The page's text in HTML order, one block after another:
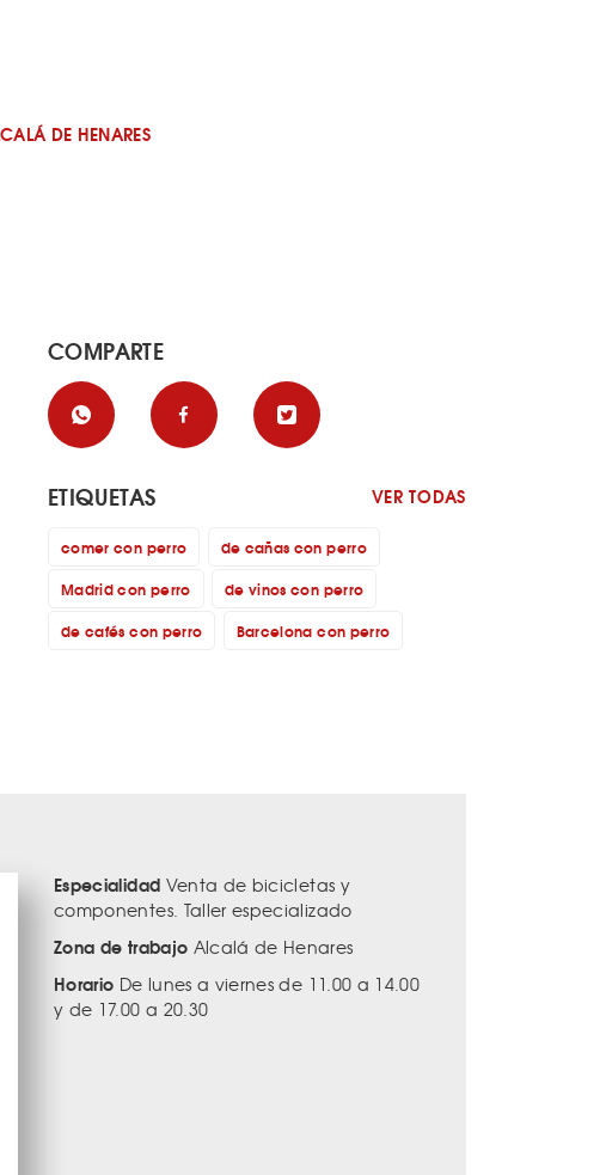
DE HENARES
COMPARTE
ETIQUETAS VER TODAS
comer con perro
de cañas con perro
Madrid con perro
de vinos con perro
de cafés con perro
Barcelona con perro
Especialidad Venta de bicicletas y
componentes. Taller especializado
Zona de trabajo Alcalá de Henares
Horario De lunes a viernes de 11.00 a 14.00
y de 17.00 a 20.30